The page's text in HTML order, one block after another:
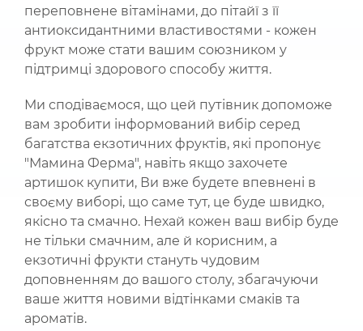
переповнене вітамінами, до пітайї з її
антиоксидантними властивостями - кожен
фрукт може стати вашим союзником у
підтримці здорового способу життя.
Ми сподіваємося, що цей путівник допоможе
вам зробити інформований вибір серед
багатства екзотичних фруктів, які пропонує
"Мамина Ферма", навіть якщо захочете
артишок купити, Ви вже будете впевнені в
своєму виборі, що саме тут, це буде швидко,
якісно та смачно. Нехай кожен ваш вибір буде
не тільки смачним, але й корисним, а
екзотичні фрукти стануть чудовим
доповненням до вашого столу, збагачуючи
ваше життя новими відтінками смаків та
ароматів.